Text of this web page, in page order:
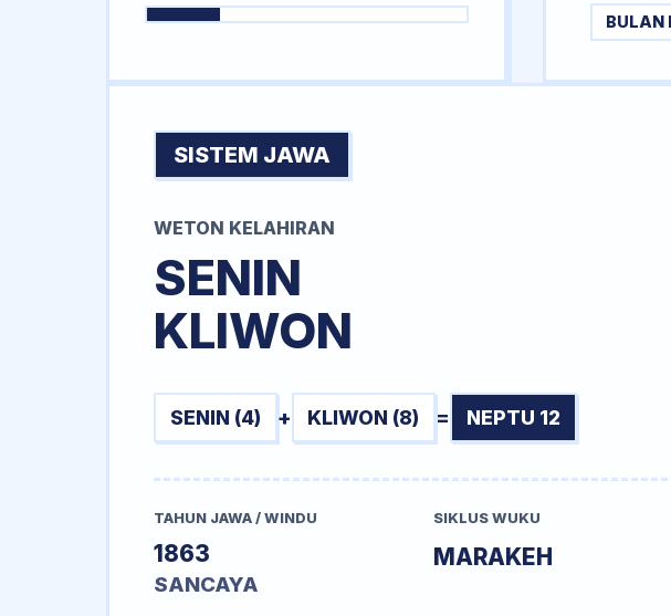
BULAN
SISTEM JAWA
WETON KELAHIRAN
SENIN
KLIWON
SENIN (4) + KLIWON (8) = NEPTU 12
TAHUN JAWA / WINDU
1863
SANCAYA
SIKLUS WUKU
MARAKEH